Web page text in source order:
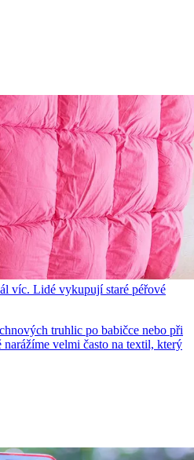
víc. Lidé vykupují staré péřové
truhlic po babičce nebo při
narážíme velmi často na textil, který